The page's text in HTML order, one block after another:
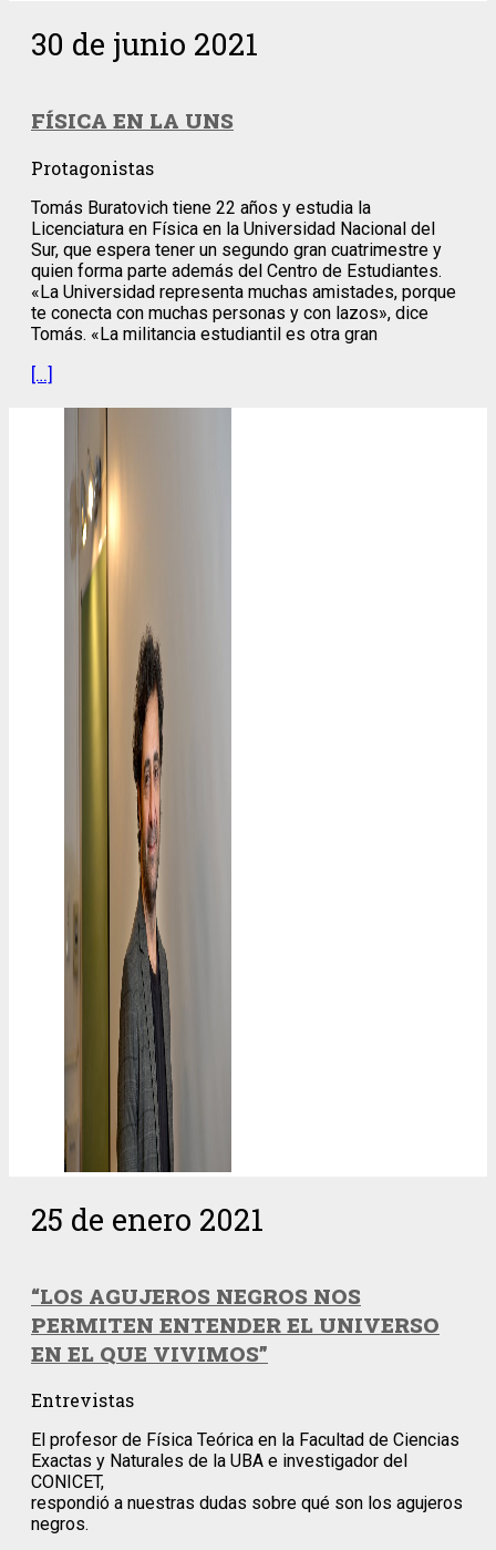
30 de junio 2021
FÍSICA EN LA UNS
Protagonistas
Tomás Buratovich tiene 22 años y estudia la
Licenciatura en Física en la Universidad Nacional del
Sur, que espera tener un segundo gran cuatrimestre y
quien forma parte además del Centro de Estudiantes.
«La Universidad representa muchas amistades, porque
te conecta con muchas personas y con lazos», dice
Tomás. «La militancia estudiantil es otra gran
[…]
25 de enero 2021
“LOS AGUJEROS NEGROS NOS
PERMITEN ENTENDER EL UNIVERSO
EN EL QUE VIVIMOS”
Entrevistas
El profesor de Física Teórica en la Facultad de Ciencias
Exactas y Naturales de la UBA e investigador del
CONICET,
respondió a nuestras dudas sobre qué son los agujeros
negros.